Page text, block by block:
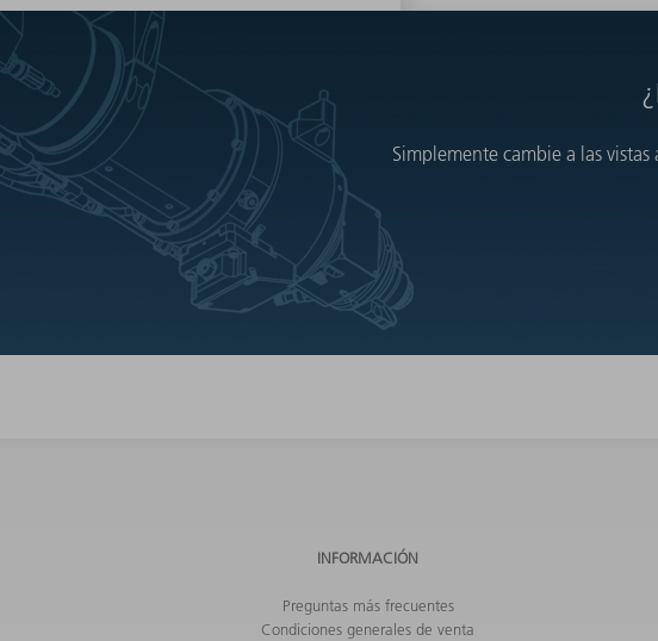
Simplemente cambie a las
INFORMACIÓN
Preguntas más frecuentes
Condiciones generales de venta